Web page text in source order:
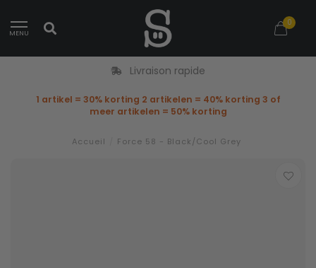
MENU
0
Livraison rapide
1 artikel = 30% korting 2 artikelen = 40% korting 3 of
meer artikelen = 50% korting
Accueil Force 58 - Black/Cool Grey